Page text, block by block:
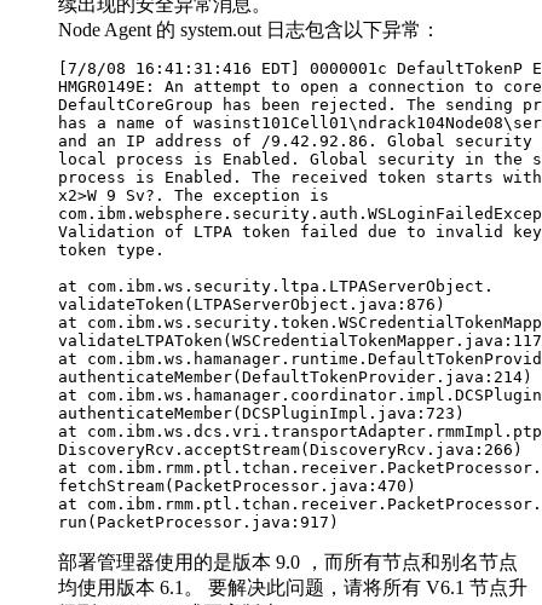
续出现的安全异常消息。
Node Agent 的 system.out日志包含以下异常：
[7/8/08 16:41:31:416 EDT] 0000001c DefaultTokenP
HMGR0149E: An attempt to open a connection to
DefaultCoreGroup has been rejected. The sending
has a name of
and an IP address of /9.42.92.86. Global
local process is Enabled. Global security in the
process is Enabled. The received token starts
x2>W 9 Sv?. The exception is
Validation of LTPA token failed due to invalid
token type.
at com.ibm.ws.security.ltpa.LTPAServerObject.
validateToken(LTPAServerObject.java:876)
at
at
authenticateMember(DefaultTokenProvider.java:214)
at
authenticateMember(DCSPluginImpl.java:723)
at
DiscoveryRcv.acceptStream(DiscoveryRcv.java:266)
at com.ibm.rmm.ptl.tchan.receiver.PacketProcessor.
fetchStream(PacketProcessor.java:470)
at com.ibm.rmm.ptl.tchan.receiver.PacketProcessor.
run(PacketProcessor.java:917)
部署管理器使用的是版本 9.0 ，而所有节点和别名节点
均使用版本 6.1。 要解决此问题，请将所有 V6.1 节点升